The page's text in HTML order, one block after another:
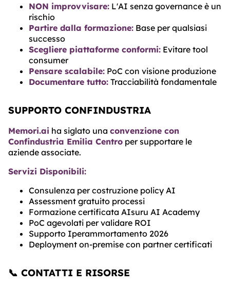
NON improvvisare: L'AI senza governance è un
rischio
Partire dalla formazione: Base per qualsiasi
successo
Scegliere piattaforme conformi: Evitare tool
consumer
Pensare scalabile: PoC con visione produzione
Documentare tutto: Tracciabilità fondamentale
SUPPORTO CONFINDUSTRIA
Memori.ai ha siglato una convenzione con
Confindustria Emilia Centro per supportare le
aziende associate.
Servizi Disponibili:
Consulenza per costruzione policy AI
Assessment gratuito processi
Formazione certificata AIsuru AI Academy
PoC agevolati per validare ROI
Supporto Iperammortamento 2026
Deployment on-premise con partner certificati
📞 CONTATTI E RISORSE